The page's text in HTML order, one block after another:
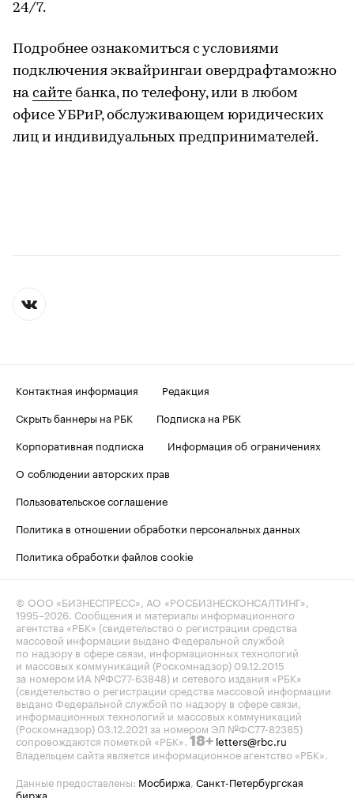
24/7.
Подробнее ознакомиться с условиями
подключения эквайрингаи овердрафтаможно
на сайте банка, по телефону, или в любом
офисе УБРиР, обслуживающем юридических
лиц и индивидуальных предпринимателей.
Контактная информация
Редакция
Скрыть баннеры на РБК
Подписка на РБК
Корпоративная подписка
Информация об ограничениях
О соблюдении авторских прав
Пользовательское соглашение
Политика в отношении обработки персональных данных
Политика обработки файлов cookie
© ООО «БИЗНЕСПРЕСС», АО «РОСБИЗНЕСКОНСАЛТИНГ»,
1995–2026 . Сообщения и материалы информационного
агентства «РБК» (свидетельство о регистрации средства
массовой информации выдано Федеральной службой
по надзору в сфере связи, информационных технологий
и массовых коммуникаций (Роскомнадзор) 09.12.2015
за номером ИА №ФС77-63848) и сетевого издания «РБК»
(свидетельство о регистрации средства массовой информации
выдано Федеральной службой по надзору в сфере связи,
информационных технологий и массовых коммуникаций
(Роскомнадзор) 03.12.2021 за номером ЭЛ №ФС77-82385)
сопровождаются пометкой «РБК». 18+ letters@rbc.ru
Владельцем сайта является информационное агентство «РБК».
Данные предоставлены: Мосбиржа Санкт-Петербургская
биржа